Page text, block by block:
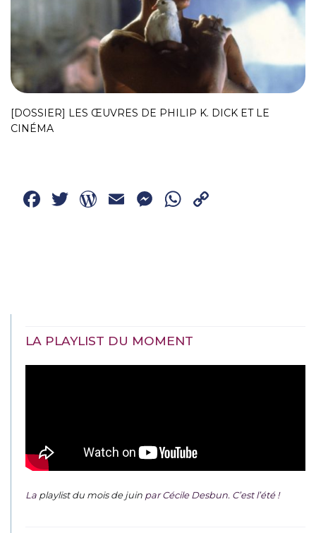
[DOSSIER] LES ŒUVRES DE PHILIP K. DICK ET LE
CINÉMA
Facebook
Twitter
WordPress
EmailMessenger
WhatsApp
LA PLAYLIST DU MOMENT
La playlist du mois de juin par Cécile Desbun. C’est l’été !